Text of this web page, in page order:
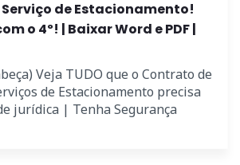
de Estacionamento!
o 4º! | Baixar Word e PDF |
Veja TUDO que o Contrato de
de Estacionamento precisa
jurídica | Tenha Segurança